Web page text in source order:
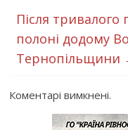
Після
полоні додому
Тернопільщини
Коментарі вимкнені.